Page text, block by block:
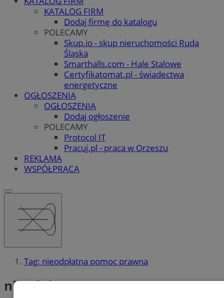
KATALOG FIRM
Dodaj firmę do katalogu
POLECAMY
Skup.io - skup nieruchomości Ruda
Śląska
Smarthalls.com - Hale Stalowe
Certyfikatomat.pl - świadectwa
energetyczne
OGŁOSZENIA
OGŁOSZENIA
Dodaj ogłoszenie
POLECAMY
Protocol IT
Pracuj.pl - praca w Orzeszu
REKLAMA
WSPÓŁPRACA
Tag: nieodpłatna pomoc prawna
nieodpłatna pomoc prawna (2)